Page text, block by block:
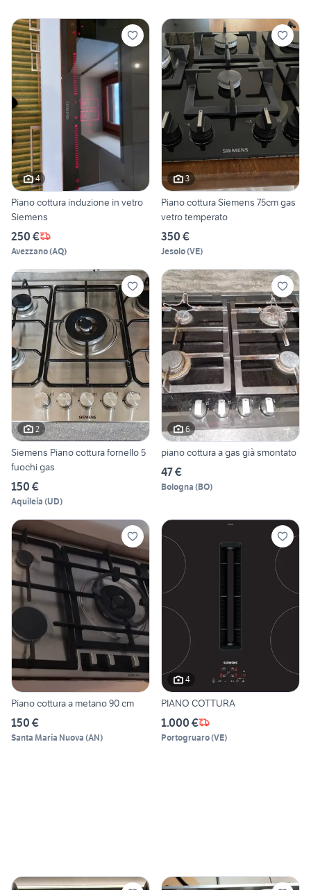
4
Piano cottura induzione in vetro
Siemens
250 €
Avezzano(AQ)
3
Piano cottura Siemens 75cm gas
vetro temperato
350 €
Jesolo(VE)
2
Siemens Piano cottura fornello 5
fuochi gas
150 €
Aquileia (UD)
6
piano cottura a gas già smontato
47 €
Bologna (BO)
Piano cottura a metano 90 cm
150 €
Santa Maria Nuova (AN)
4
PIANO COTTURA
1.000 €
Portogruaro(VE)